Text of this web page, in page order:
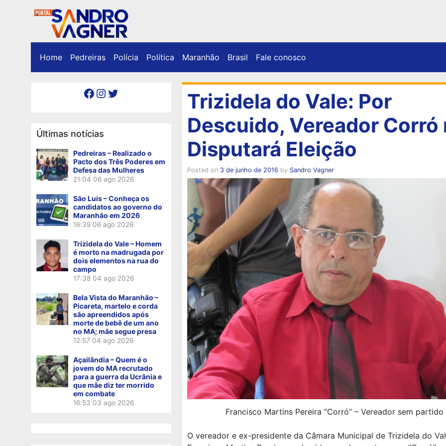
Home Pedreiras Polícia Política Maranhão Brasil Fale conosco
Facebook Instagram Twitter
Últimas notícias
Pedreiras – Realizado o
Pacto dos Três Poderes em
Defesa das Mulheres
21:04 06 ago 2026
São Luís – Conheça os
candidatos ao governo do
Maranhão em 2026
16:39 06 ago 2026
Trizidela do Vale – Homem
é morto na madrugada por
dois elementos na rua do
campo
17:38 04 ago 2026
Bela Vista do Maranhão –
Picareta, martelo e corda
são apreendidos após
morte de bebê de um ano
no MA; mãe segue presa
12:57 04 ago 2026
Açailândia – Quem é o
jovem do MA recrutado
para a guerra da Ucrânia e
que mãe diz ter morrido
em combate
16:53 03 ago 2026
Trizidela do Vale: Por
Descuido, Vereador Corró
Disputará Eleição
Posted on 3 de junho de 2016 by Sandro Vagner
Francisco Martins Pereira “Corró” – Vereador sem partido
O vereador e ex-presidente da Câmara Municipal de Trizidela do